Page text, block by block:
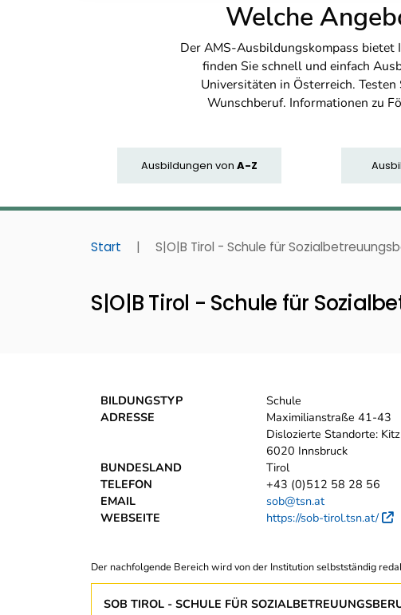
Welche
Der AMS-Ausbildungskompass bietet
finden Sie schnell und einfach
Universitäten in Österreich.
Wunschberuf. Informationen zu
Ausbildungen von A-Z
Start | S|O|B Tirol - Schule für
S|O|B Tirol - Schule für
BILDUNGSTYP
Schule
ADRESSE
Maximilianstraße 41-43
Dislozierte Standorte:
6020 Innsbruck
BUNDESLAND
Tirol
TELEFON
+43 (0)512 58 28 56
EMAIL
sob@tsn.at
WEBSEITE
https://sob-tirol.tsn.at/
Der nachfolgende Bereich wird von der Institution selbstständig
SOB TIROL - SCHULE FÜR